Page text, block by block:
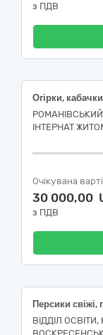
з ПДВ
Огірки, кабачки
ІНТЕРНАТ
Очікувана
30 000,00
з ПДВ
ВІДДІЛ